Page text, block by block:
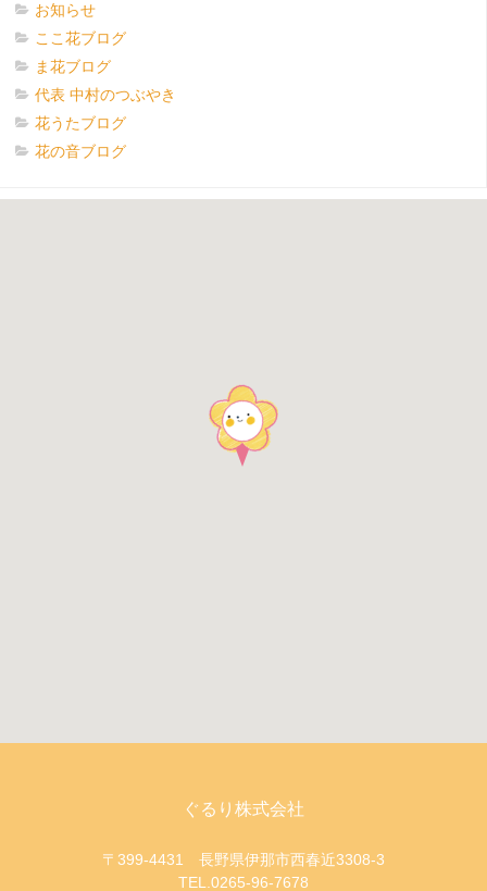
お知らせ
ここ花ブログ
ま花ブログ
代表 中村のつぶやき
花うたブログ
花の音ブログ
ぐるり株式会社
〒399-4431 長野県伊那市西春近3308-3
TEL.0265-96-7678